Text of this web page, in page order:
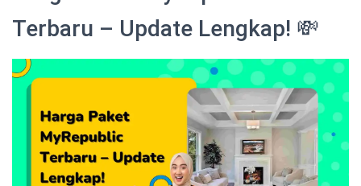
Terbaru – Update Lengkap! 💸